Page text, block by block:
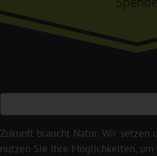
Zukunft braucht Natur. Wir setzen
nutzen Sie Ihre Möglichkeiten,